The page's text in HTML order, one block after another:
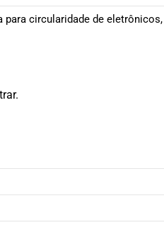
para circularidade de eletrônicos,